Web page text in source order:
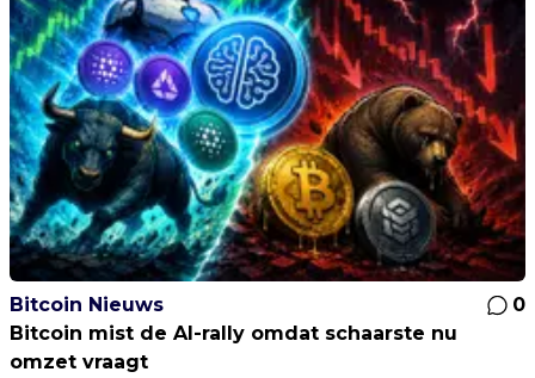
Bitcoin Nieuws
0
Bitcoin mist de AI-rally omdat schaarste nu
omzet vraagt